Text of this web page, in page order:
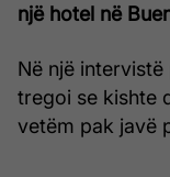
një hotel në
Në një
tregoi se kishte
vetëm pak javë